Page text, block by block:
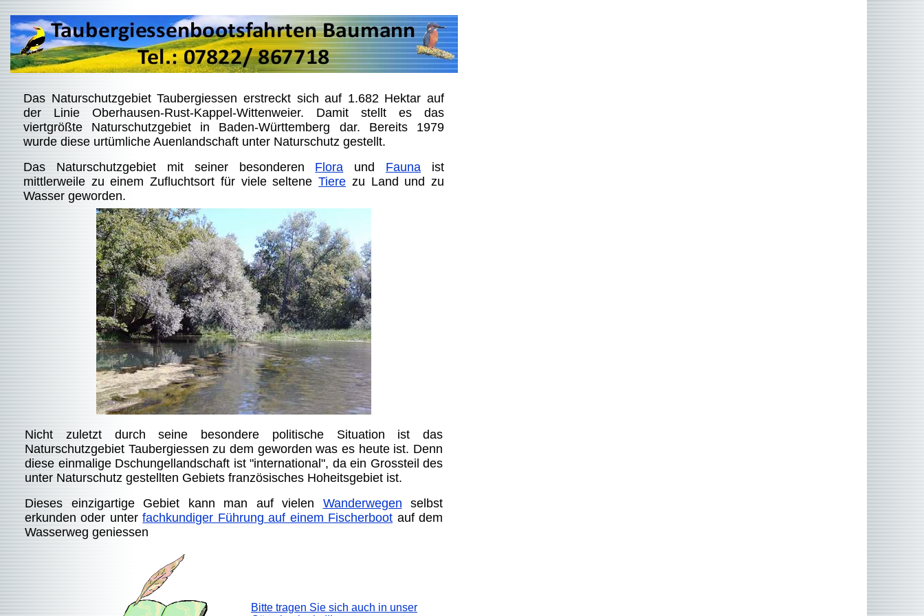
Das Naturschutzgebiet Taubergiessen erstreckt sich auf 1.682 Hektar auf
der Linie Oberhausen-Rust-Kappel-Wittenweier. Damit stellt es das
viertgrößte Naturschutzgebiet in Baden-Württemberg dar. Bereits 1979
wurde diese urtümliche Auenlandschaft unter Naturschutz gestellt.
Das Naturschutzgebiet mit seiner besonderen Flora und Fauna ist
mittlerweile zu einem Zufluchtsort für viele selteneTiere zu Land und zu
Wasser geworden.
Nicht zuletzt durch seine besondere politische Situation ist das
Naturschutzgebiet Taubergiessen zu dem geworden was es heute ist. Denn
diese einmalige Dschungellandschaft ist "international", da ein Grossteil des
unter Naturschutz gestellten Gebiets französisches Hoheitsgebiet ist.
Dieses einzigartige Gebiet kann man auf vielen Wanderwegen selbst
erkunden oder unterfachkundiger Führung auf einem Fischerboot auf dem
Wasserweg geniessen
Bitte tragen Sie sich auch in unser